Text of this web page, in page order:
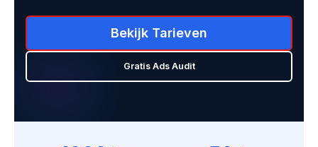
Bekijk Tarieven
Gratis Ads Audit